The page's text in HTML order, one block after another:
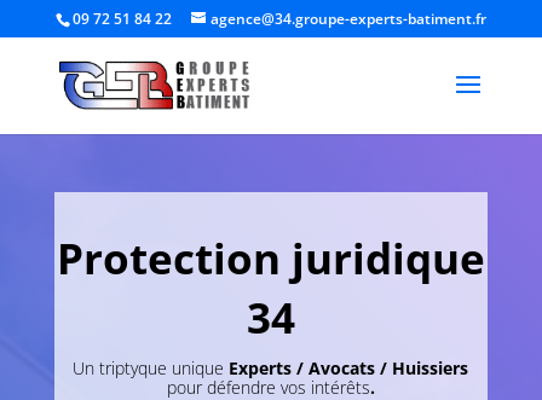
09 72 51 84 22 agence@34.groupe-experts-batiment.fr
Protection juridique
34
Un triptyque unique Experts / Avocats / Huissiers
pour défendre vos intérêts.